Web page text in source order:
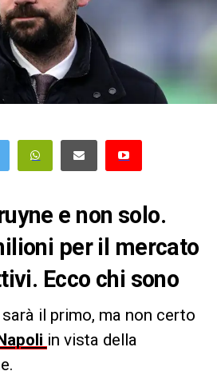
e non solo.
per il mercato
Ecco chi sono
sarà il primo, ma non certo
in vista della